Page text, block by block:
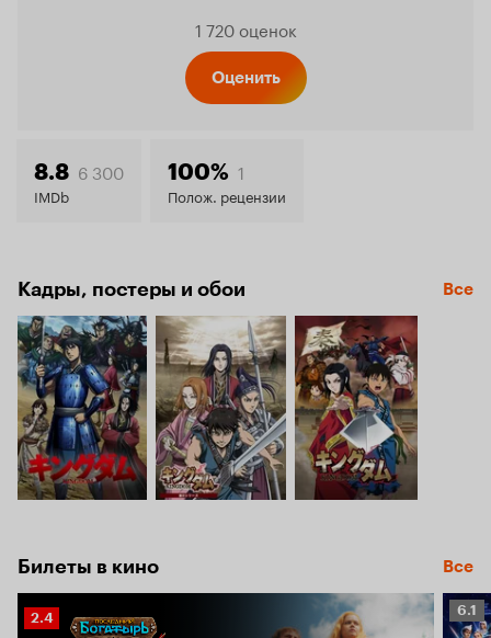
8.2
1 720 оценок
Оценить
8.8 6 300
IMDb
100% 1
Полож. рецензии
Кадры, постеры и обои Все
Билеты в кино Все
Рейтинг
2.4 6.1